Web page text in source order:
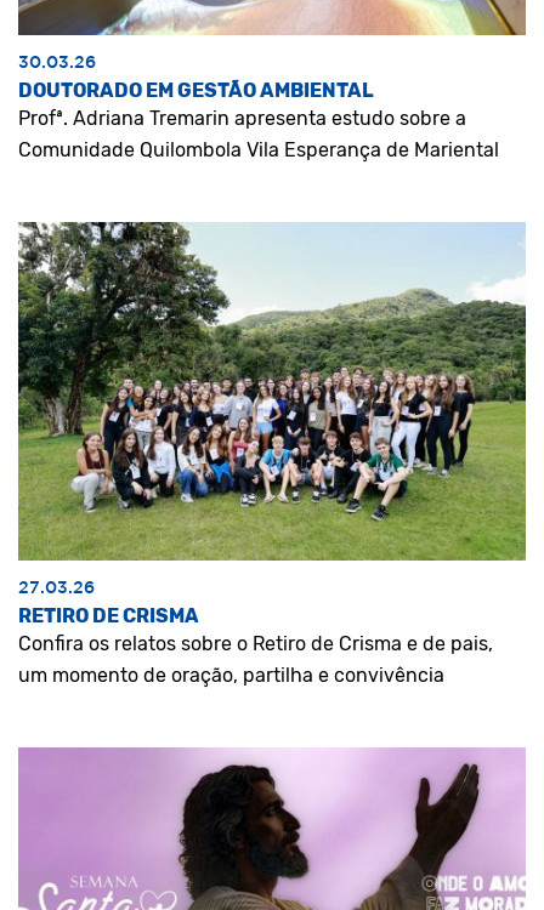
30.03.26
DOUTORADO EM GESTÃO AMBIENTAL
Profª. Adriana Tremarin apresenta estudo sobre a
Comunidade Quilombola Vila Esperança de Mariental
27.03.26
RETIRO DE CRISMA
Confira os relatos sobre o Retiro de Crisma e de pais,
um momento de oração, partilha e convivência